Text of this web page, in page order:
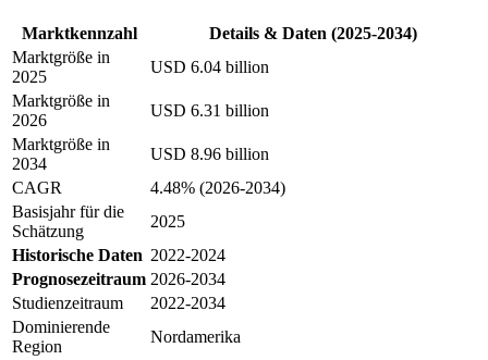
Marktkennzahl
Details & Daten (2025-2034)
Marktgröße in
2025
USD 6.04 billion
Marktgröße in
2026
USD 6.31 billion
Marktgröße in
2034
USD 8.96 billion
CAGR
4.48% (2026-2034)
Basisjahr für die
Schätzung
2025
Historische Daten 2022-2024
Prognosezeitraum 2026-2034
Studienzeitraum
2022-2034
Dominierende
Region
Nordamerika